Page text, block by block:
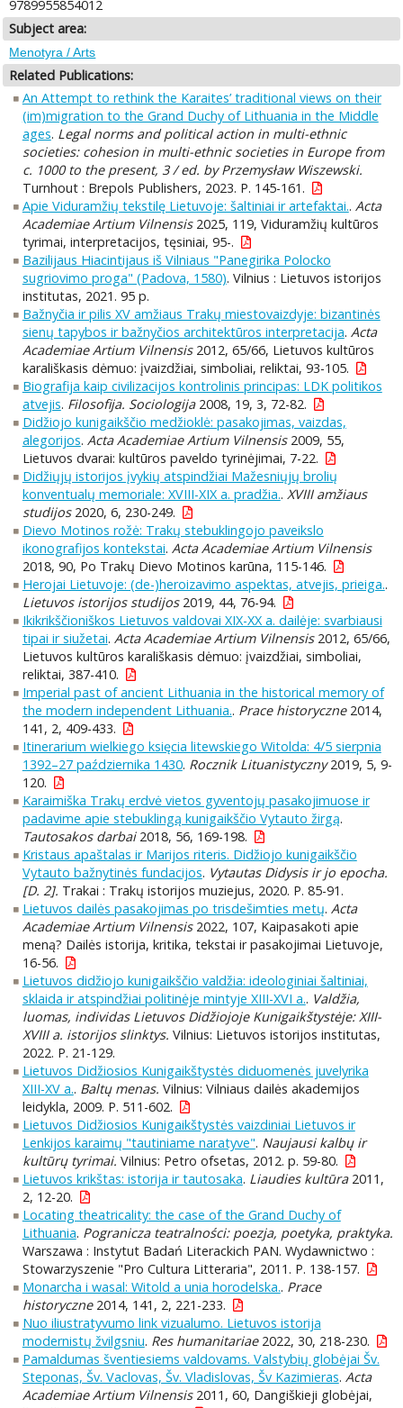
9789955854012
Subject area:
Menotyra / Arts
Related Publications:
An Attempt to rethink the Karaites’ traditional views on their
(im)migration to the Grand Duchy of Lithuania in the Middle
ages. Legal norms and political action in multi-ethnic
societies: cohesion in multi-ethnic societies in Europe from
c. 1000 to the present, 3 / ed. by Przemysław Wiszewski.
Turnhout : Brepols Publishers, 2023. P. 145-161.
Apie Viduramžių tekstilę Lietuvoje: šaltiniai ir artefaktai.. Acta
Academiae Artium Vilnensis2025, 119, Viduramžių kultūros
tyrimai, interpretacijos, tęsiniai, 95-.
Bazilijaus Hiacintijaus iš Vilniaus "Panegirika Polocko
sugriovimo proga" (Padova, 1580). Vilnius : Lietuvos istorijos
institutas, 2021. 95 p.
Bažnyčia ir pilis XV amžiaus Trakų miestovaizdyje: bizantinės
sienų tapybos ir bažnyčios architektūros interpretacija. Acta
Academiae Artium Vilnensis2012, 65/66, Lietuvos kultūros
karališkasis dėmuo: įvaizdžiai, simboliai, reliktai, 93-105.
Biografija kaip civilizacijos kontrolinis principas: LDK politikos
atvejis. Filosofija. Sociologija2008, 19, 3, 72-82.
Didžiojo kunigaikščio medžioklė: pasakojimas, vaizdas,
alegorijos. Acta Academiae Artium Vilnensis2009, 55,
Lietuvos dvarai: kultūros paveldo tyrinėjimai, 7-22.
Didžiųjų istorijos įvykių atspindžiai Mažesniųjų brolių
konventualų memoriale: XVIII-XIX a. pradžia.. XVIII amžiaus
studijos2020, 6, 230-249.
Dievo Motinos rožė: Trakų stebuklingojo paveikslo
ikonografijos kontekstai. Acta Academiae Artium Vilnensis
2018, 90, Po Trakų Dievo Motinos karūna, 115-146.
Herojai Lietuvoje: (de-)heroizavimo aspektas, atvejis, prieiga..
Lietuvos istorijos studijos2019, 44, 76-94.
Ikikrikščioniškos Lietuvos valdovai XIX-XX a. dailėje: svarbiausi
tipai ir siužetai. Acta Academiae Artium Vilnensis2012, 65/66,
Lietuvos kultūros karališkasis dėmuo: įvaizdžiai, simboliai,
reliktai, 387-410.
Imperial past of ancient Lithuania in the historical memory of
the modern independent Lithuania.. Prace historyczne2014,
141, 2, 409-433.
Itinerarium wielkiego księcia litewskiego Witolda: 4/5 sierpnia
1392–27 października 1430. Rocznik Lituanistyczny2019, 5, 9-
120.
Karaimiška Trakų erdvė vietos gyventojų pasakojimuose ir
padavime apie stebuklingą kunigaikščio Vytauto žirgą.
Tautosakos darbai2018, 56, 169-198.
Kristaus apaštalas ir Marijos riteris. Didžiojo kunigaikščio
Vytauto bažnytinės fundacijos. Vytautas Didysis ir jo epocha.
[D. 2]. Trakai : Trakų istorijos muziejus, 2020. P. 85-91.
Lietuvos dailės pasakojimas po trisdešimties metų. Acta
Academiae Artium Vilnensis2022, 107, Kaipasakoti apie
meną? Dailės istorija, kritika, tekstai ir pasakojimai Lietuvoje,
16-56.
Lietuvos didžiojo kunigaikščio valdžia: ideologiniai šaltiniai,
sklaida ir atspindžiai politinėje mintyje XIII-XVI a.. Valdžia,
luomas, individas Lietuvos Didžiojoje Kunigaikštystėje: XIII-
XVIII a. istorijos slinktys. Vilnius: Lietuvos istorijos institutas,
2022. P. 21-129.
Lietuvos Didžiosios Kunigaikštystės diduomenės juvelyrika
XIII-XV a.. Baltų menas. Vilnius: Vilniaus dailės akademijos
leidykla, 2009. P. 511-602.
Lietuvos Didžiosios Kunigaikštystės vaizdiniai Lietuvos ir
Lenkijos karaimų "tautiniame naratyve". Naujausi kalbų ir
kultūrų tyrimai. Vilnius: Petro ofsetas, 2012. p. 59-80.
Lietuvos krikštas: istorija ir tautosaka. Liaudies kultūra2011,
2, 12-20.
Locating theatricality: the case of the Grand Duchy of
Lithuania. Pogranicza teatralności: poezja, poetyka, praktyka.
Warszawa : Instytut Badań Literackich PAN. Wydawnictwo :
Stowarzyszenie "Pro Cultura Litteraria", 2011. P. 138-157.
Monarcha i wasal: Witold a unia horodelska.. Prace
historyczne2014, 141, 2, 221-233.
Nuo iliustratyvumo link vizualumo. Lietuvos istorija
modernistų žvilgsniu. Res humanitariae2022, 30, 218-230.
Pamaldumas šventiesiems valdovams. Valstybių globėjai Šv.
Steponas, Šv. Vaclovas, Šv. Vladislovas, Šv Kazimieras. Acta
Academiae Artium Vilnensis2011, 60, Dangiškieji globėjai,